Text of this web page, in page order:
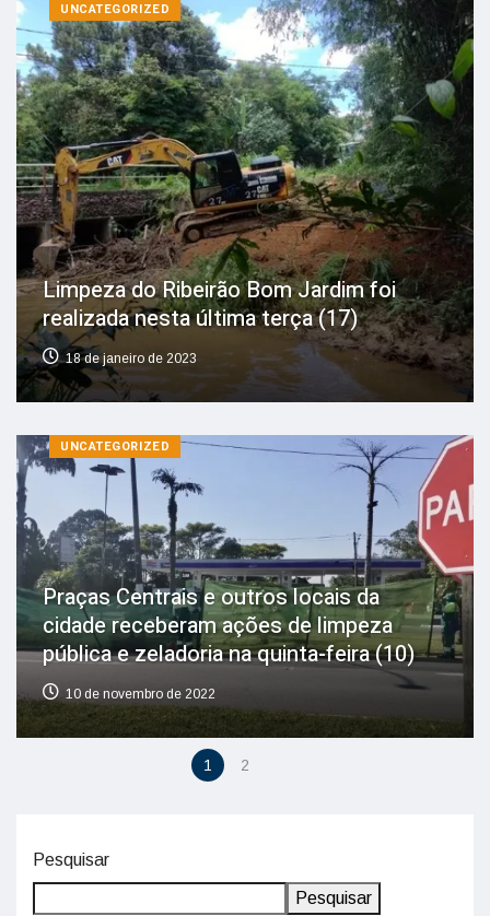
UNCATEGORIZED
Limpeza do Ribeirão Bom Jardim foi
realizada nesta última terça (17)
18 de janeiro de 2023
UNCATEGORIZED
Praças Centrais e outros locais da
cidade receberam ações de limpeza
pública e zeladoria na quinta-feira (10)
10 de novembro de 2022
1 2
Pesquisar
Pesquisar